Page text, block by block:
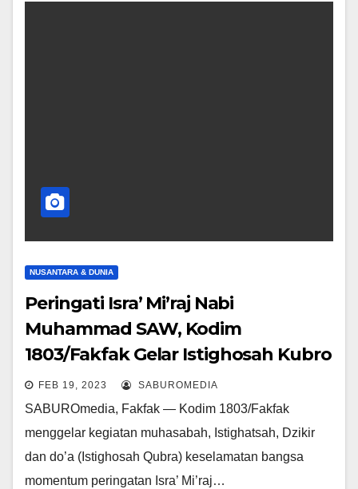
NUSANTARA & DUNIA
Peringati Isra’ Mi’raj Nabi
Muhammad SAW, Kodim
1803/Fakfak Gelar Istighosah Kubro
FEB 19, 2023 SABUROMEDIA
SABUROmedia, Fakfak — Kodim 1803/Fakfak
menggelar kegiatan muhasabah, Istighatsah, Dzikir
dan do’a (Istighosah Qubra) keselamatan bangsa
momentum peringatan Isra’ Mi’raj…